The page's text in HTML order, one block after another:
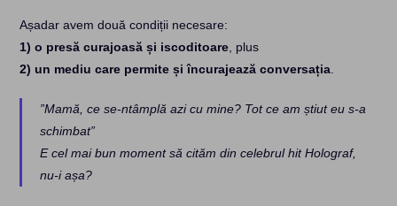
Așadar avem două condiții necesare:
1) o presă curajoasă și iscoditoare , plus
2) un mediu care permite și încurajează conversația
”Mamă, ce se-ntâmplă azi cu mine? Tot ce am știut eu s-a
schimbat”
E cel mai bun moment să cităm din celebrul hit Holograf,
nu-i așa?